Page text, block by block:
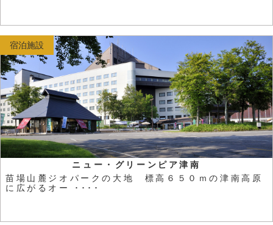
ニュー・グリーンピア津南
苗場山麓ジオパークの大地 標高６５０ｍの津南高原
に広がるオー ････
宿泊施設